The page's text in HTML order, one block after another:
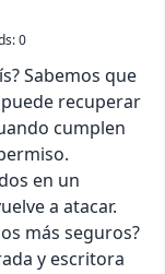
0
Sabemos que
recuperar
cumplen
en un
a atacar.
más seguros?
y escritora